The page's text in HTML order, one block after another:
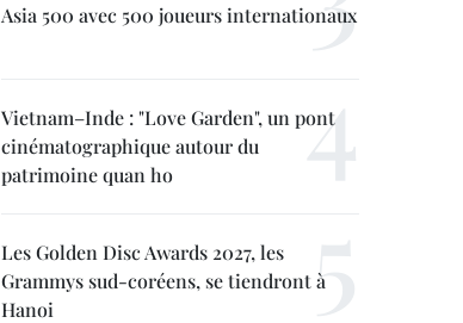
Asia 500 avec 500 joueurs internationaux
Vietnam–Inde : "Love Garden", un pont
cinématographique autour du
patrimoine quan ho
Les Golden Disc Awards 2027, les
Grammys sud-coréens, se tiendront à
Hanoi